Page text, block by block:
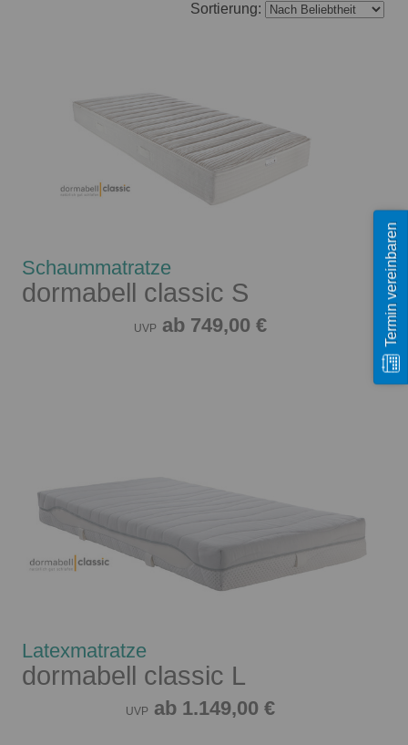
Sortierung:
Schaummatratze
dormabell classic S
UVP ab 749,00 €
Latexmatratze
dormabell classic L
UVP ab 1.149,00 €
Termin vereinbaren